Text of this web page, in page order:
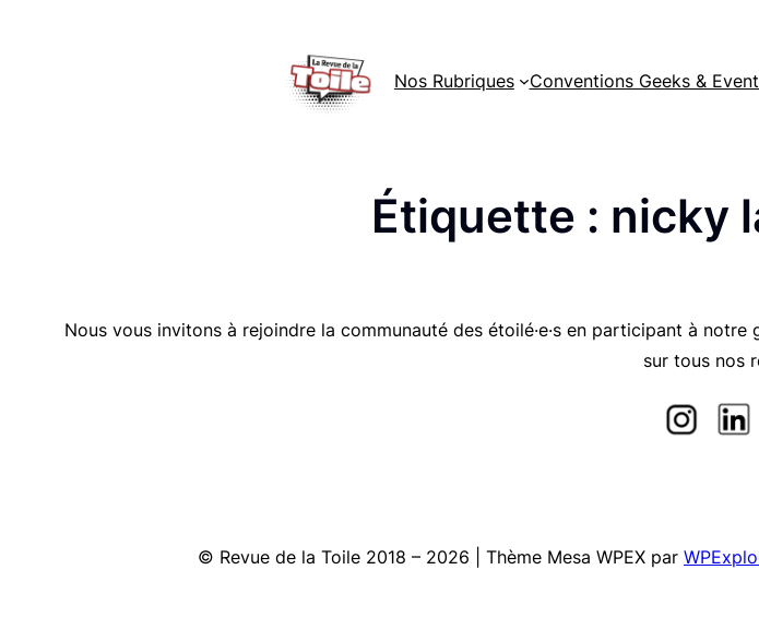
Nos Rubriques Conventions Geeks &
Étiquette : nicky
Nous vous invitons à rejoindre la communauté des étoilé·e·s en participant à notre
sur tous nos
© Revue de la Toile 2018 – 2026 | Thème Mesa WPEX par